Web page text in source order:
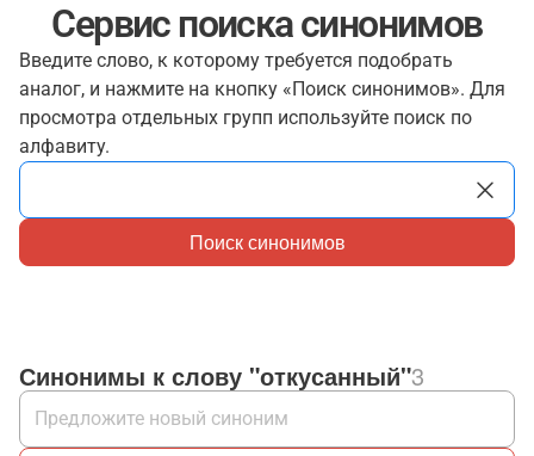
Сервис поиска синонимов
Введите слово, к которому требуется подобрать
аналог, и нажмите на кнопку «Поиск синонимов». Для
просмотра отдельных групп используйте поиск по
алфавиту.
Поиск синонимов
Синонимы к слову "откусанный"3